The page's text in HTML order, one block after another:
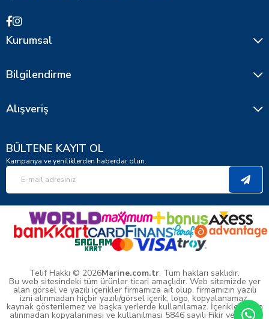
Kurumsal
Bilgilendirme
Alışveriş
BÜLTENE KAYIT OL
Kampanya ve yeniliklerden haberdar olun.
Telif Hakkı © 2026Marine.com.tr. Tüm hakları saklıdır.
Bu web sitesindeki tüm ürünler ticari amaçlıdır. Web sitemizde yer
alan görsel ve yazılı içerikler firmamıza ait olup, firmamızın yazılı
izni alınmadan hiçbir yazılı/görsel içerik, logo, kopyalanamaz,
kaynak gösterilemez ve başka yerlerde kullanılamaz. İçeriklerin izin
alınmadan kopyalanması ve kullanılması 5846 sayılı Fikir ve Sanat